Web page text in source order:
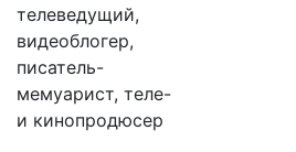
телеведущий,
видеоблогер,
писатель-
мемуарист, теле-
и кинопродюсер